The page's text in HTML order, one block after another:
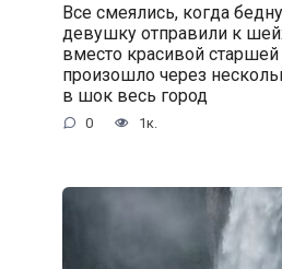
Все смеялись, когда
девушку отправили к
вместо красивой старшей
произошло через
в шок весь город
0 1к.